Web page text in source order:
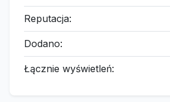
Reputacja:
Dodano:
Łącznie wyświetleń: